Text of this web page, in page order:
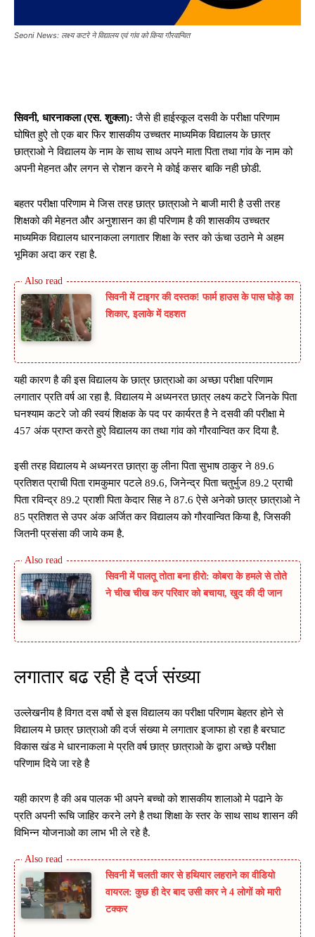
Seoni News: लक्ष्य कटरे ने विद्यालय एवं गांव को किया गौरवान्वित
सिवनी, धारनाकला (एस. शुक्ला): जैसे ही हाईस्कूल दसवी के परीक्षा परिणाम
घोषित हुऐ तो एक बार फिर शासकीय उच्चतर माध्यमिक विद्यालय के छात्र
छात्राओ ने विद्यालय के नाम के साथ साथ अपने माता पिता तथा गांव के नाम को
अपनी मेहनत और लगन से रोशन करने मे कोई कसर बाकि नही छोडी.
बहतर परीक्षा परिणाम मे जिस तरह छात्र छात्राओ ने बाजी मारी है उसी तरह
शिक्षको की मेहनत और अनुशासन का ही परिणाम है की शासकीय उच्चतर
माध्यमिक विद्यालय धारनाकला लगातार शिक्षा के स्तर को ऊंचा उठाने मे अहम
भूमिका अदा कर रहा है.
सिवनी में टाइगर की दस्तक! फार्म हाउस के पास घोड़े का
शिकार, इलाके में दहशत
यही कारण है की इस विद्यालय के छात्र छात्राओ का अच्छा परीक्षा परिणाम
लगातार प्रति वर्ष आ रहा है. विद्यालय मे अध्यनरत छात्र लक्ष्य कटरे जिनके पिता
घनश्याम कटरे जो की स्वयं शिक्षक के पद पर कार्यरत है ने दसवी की परीक्षा मे
457 अंक प्राप्त करते हुऐ विद्यालय का तथा गांव को गौरवान्वित कर दिया है.
इसी तरह विद्यालय मे अध्यनरत छात्रा कु लीना पिता सुभाष ठाकुर ने 89.6
प्रतिशत प्राची पिता रामकुमार पटले 89.6, जिनेन्द्र पिता चतुर्भुज 89.2 प्राची
पिता रविन्द्र 89.2 प्राशी पिता केदार सिह ने 87.6 ऐसे अनेको छात्र छात्राओ ने
85 प्रतिशत से उपर अंक अर्जित कर विद्यालय को गौरवान्वित किया है, जिसकी
जितनी प्रसंसा की जाये कम है.
सिवनी में पालतू तोता बना हीरो: कोबरा के हमले से तोते
ने चीख चीख कर परिवार को बचाया, खुद की दी जान
लगातार बढ रही है दर्ज संख्या
उल्लेखनीय है विगत दस वर्षो से इस विद्यालय का परीक्षा परिणाम बेहतर होने से
विद्यालय मे छात्र छात्राओ की दर्ज संख्या मे लगातार इजाफा हो रहा है बरघाट
विकास खंड मे धारनाकला मे प्रति वर्ष छात्र छात्राओ के द्वारा अच्छे परीक्षा
परिणाम दिये जा रहे है
यही कारण है की अब पालक भी अपने बच्चो को शासकीय शालाओ मे पढाने के
प्रति अपनी रूचि जाहिर करने लगे है तथा शिक्षा के स्तर के साथ साथ शासन की
विभिन्न योजनाओ का लाभ भी ले रहे है.
सिवनी में चलती कार से हथियार लहराने का वीडियो
वायरल: कुछ ही देर बाद उसी कार ने 4 लोगों को मारी
टक्कर